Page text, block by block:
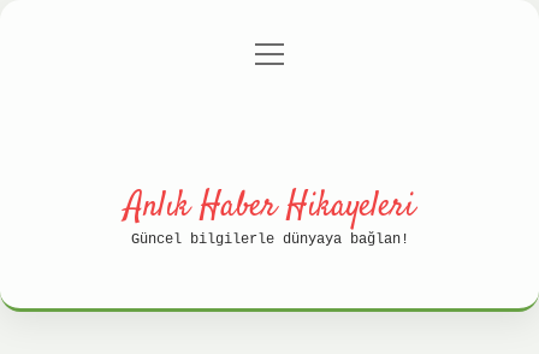
Gizlilik Politikası
menüyü
Anlık Haber Hikayeleri
Güncel bilgilerle dünyaya bağlan!